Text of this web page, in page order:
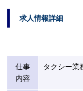
求人情報詳細
仕事
内容
タクシー業